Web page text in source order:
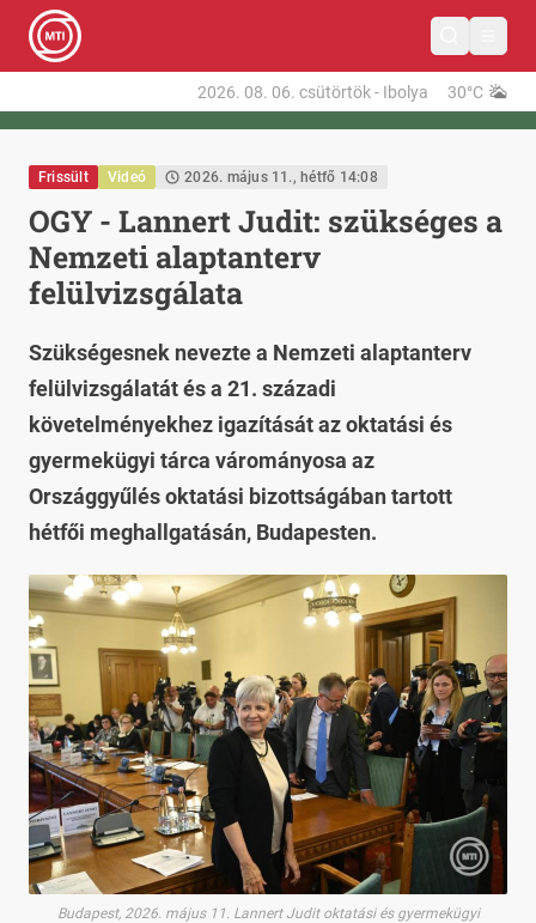
2026. 08. 06. csütörtök- Ibolya 30°C
Frissült Videó 2026. május 11., hétfő 14:08
OGY - Lannert Judit: szükséges a
Nemzeti alaptanterv
felülvizsgálata
Szükségesnek nevezte a Nemzeti alaptanterv
felülvizsgálatát és a 21. századi
követelményekhez igazítását az oktatási és
gyermekügyi tárca várományosa az
Országgyűlés oktatási bizottságában tartott
hétfői meghallgatásán, Budapesten.
Budapest, 2026. május 11. Lannert Judit oktatási és gyermekügyi